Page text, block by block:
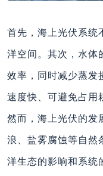
首先，海上光伏系统
洋空间。其次，水体
效率，同时减少蒸发
速度快、可避免占用
然而，海上光伏的发
浪、盐雾腐蚀等自然
洋生态的影响和系统